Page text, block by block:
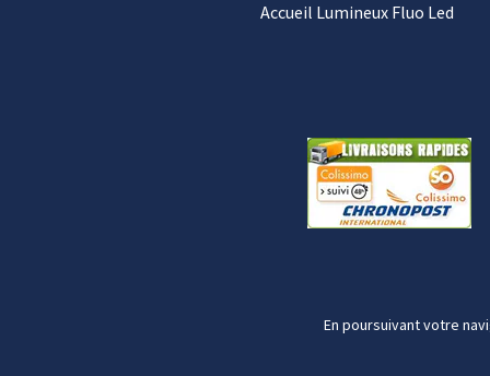
Accueil Lumineux Fluo Led
En poursuivant votre